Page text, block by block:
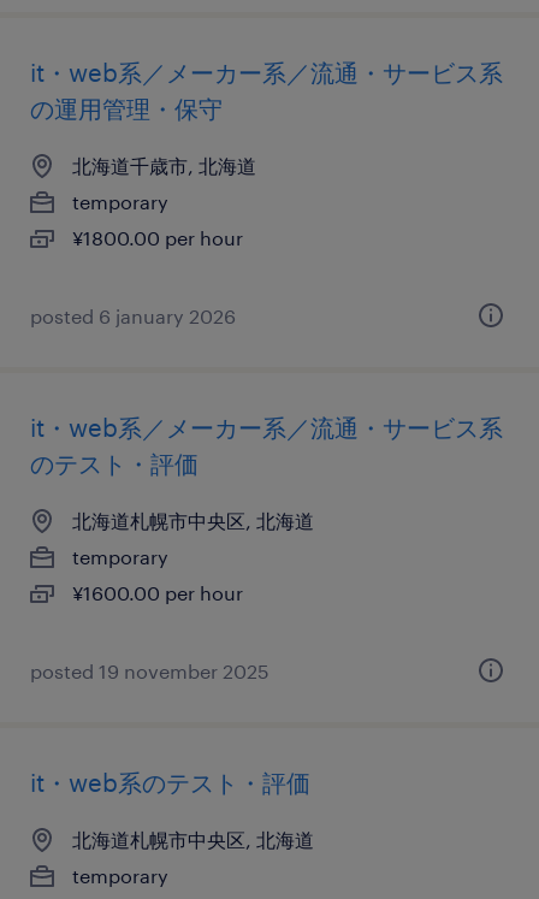
it・web系／メーカー系／流通・サービス系
の運用管理・保守
北海道千歳市, 北海道
temporary
¥1800.00 per hour
posted 6 january 2026
it・web系／メーカー系／流通・サービス系
のテスト・評価
北海道札幌市中央区, 北海道
temporary
¥1600.00 per hour
posted 19 november 2025
it・web系のテスト・評価
北海道札幌市中央区, 北海道
temporary